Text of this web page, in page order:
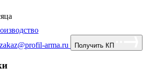
zakaz@profil-arma.ru Получить КП